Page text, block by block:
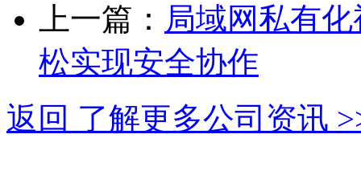
上一篇： 局域网私有
松实现安全协作
返回 了解更多公司资讯